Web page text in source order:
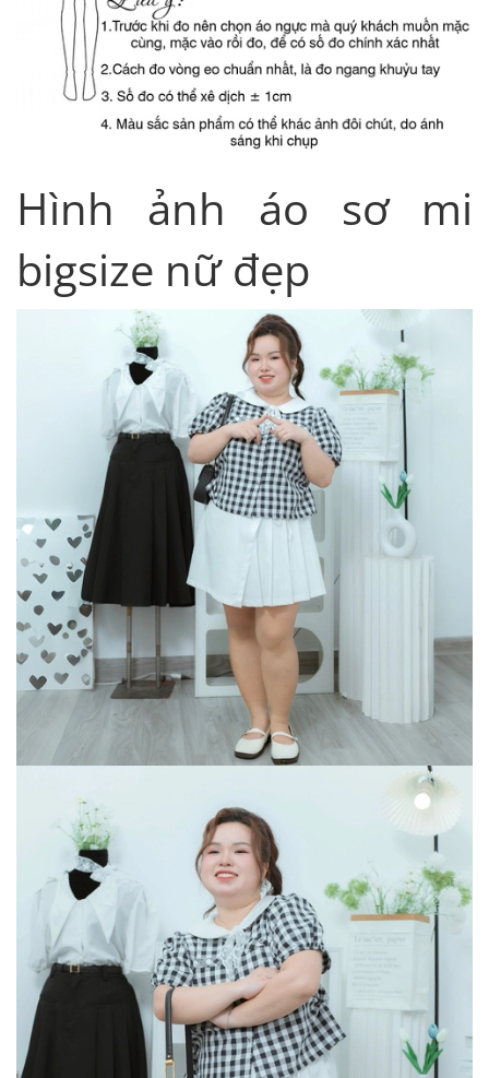
Hình ảnh áo sơ mi
bigsize nữ đẹp